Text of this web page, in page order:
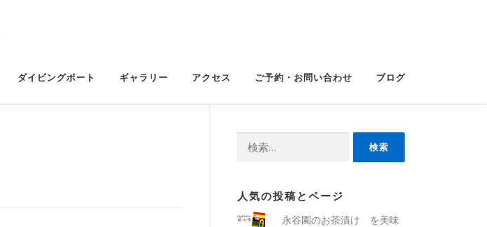
ダイビングボート ギャラリー アクセス ご予約・お問い合わせ ブログ
人気の投稿とページ
永谷園のお茶漬け を美味